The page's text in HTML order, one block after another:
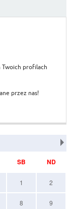
Twoich profilach
przez nas!
SB ND
1 2
8 9